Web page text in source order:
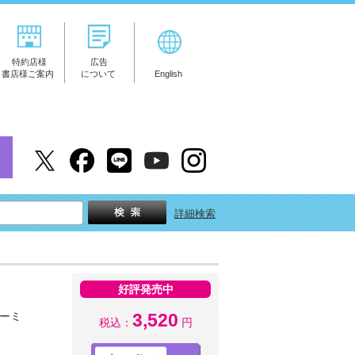
特約店様
書店様ご案内
広告
について
English
詳細検索
ミ
好評発売中
税込： 3,520 円